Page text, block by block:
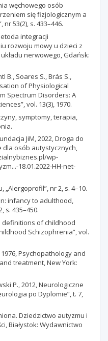
węchowego osób
się fizjologicznym a
53(2), s. 433–446.
integracji
rozwoju mowy u dzieci z
nerwowego, Gdańsk:
B., Soares S., Brás S.,
of Physiological
Spectrum Disorders: A
vol. 13(3), 1970.
symptomy, terapia,
JiM, 2022, Droga do
dla osób autystycznych,
wp-
18.01.2022-HH-net-
„Alergoprofil”, nr 2, s. 4–10.
infancy to adulthood,
s. 435–450.
definitions of childhood
Schizophrenia”, vol.
1976, Psychopathology and
treatment, New York:
P., 2012, Neurologiczne
po Dyplomie”, t. 7,
Dziedzictwo autyzmu i
Białystok: Wydawnictwo